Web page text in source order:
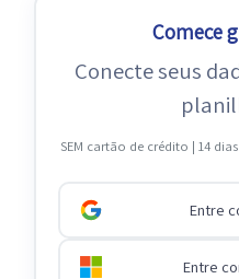
Comece
Conecte seus
SEM cartão de crédito | 14
Entre
Entre